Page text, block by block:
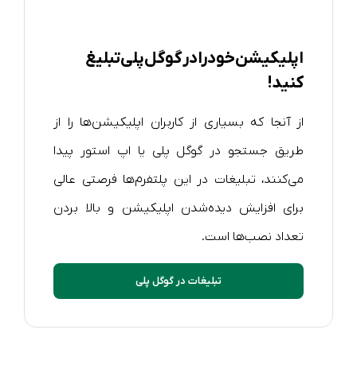
اپلیکیشن خود را در گوگل پلی تبلیغ
کنید!
از آنجا که بسیاری از کاربران اپلیکیشن‌ها را از
طریق جستجو در گوگل پلی یا اپ استور پیدا
می‌کنند، تبلیغات در این پلتفرم‌ها فرصتی عالی
برای افزایش دیده‌شدن اپلیکیشن و بالا بردن
تعداد نصب‌ها است.
تبلیغات در گوگل پلی